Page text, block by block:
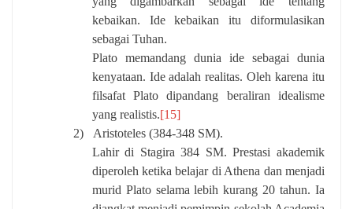
kebaikan. Ide kebaikan itu diformulasikan
sebagai Tuhan.
Plato memandang dunia ide sebagai dunia
kenyataan. Ide adalah realitas. Oleh karena itu
filsafat Plato dipandang beraliran idealisme
yang realistis.[15]
2)
Aristoteles (384-348 SM).
Lahir di Stagira 384 SM. Prestasi akademik
diperoleh ketika belajar di Athena dan menjadi
murid Plato selama lebih kurang 20 tahun. Ia